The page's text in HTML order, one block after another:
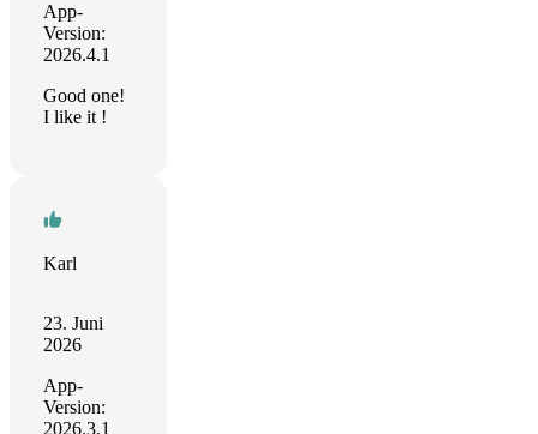
App-
Version:
2026.4.1
Good one!
I like it !
Karl
23. Juni
2026
App-
Version:
2026.3.1